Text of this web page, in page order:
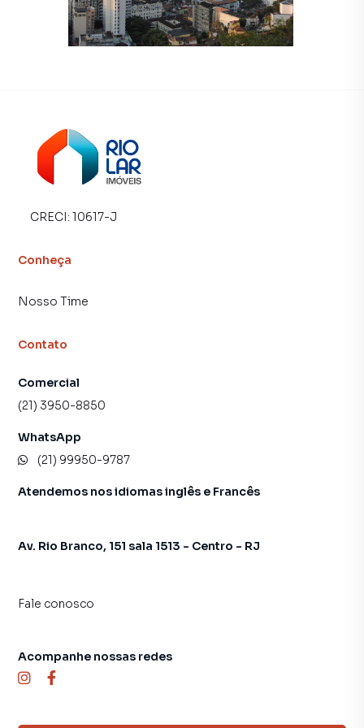
tradicionais. Já vendemos e locamos diversos imóveis em
Rio de Janeiro, especialmente em Centro. Isso porque
temos uma equipe de marketing digital focada em produzir
programadores, corretores treinados e uma central de
atendimento preparada para atender proprietários e
inquilinos.
CRECI: 10617-J
Conheça
Nosso Time
Contato
Comercial
(21) 3950-8850
WhatsApp
(21) 99950-9787
Atendemos nos idiomas inglês e Francês
Av. Rio Branco, 151 sala 1513 - Centro - RJ
Fale conosco
Acompanhe nossas redes